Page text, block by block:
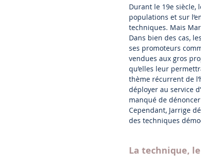
Durant le 19e siècle,
populations et sur
techniques. Mais
Dans bien des cas,
ses promoteurs
vendues aux gros
qu’elles leur
thème récurrent de
déployer au service
manqué de
Cependant, Jarrige
des techniques
La technique,